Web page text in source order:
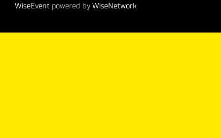
WiseEvent powered by WiseNetwork